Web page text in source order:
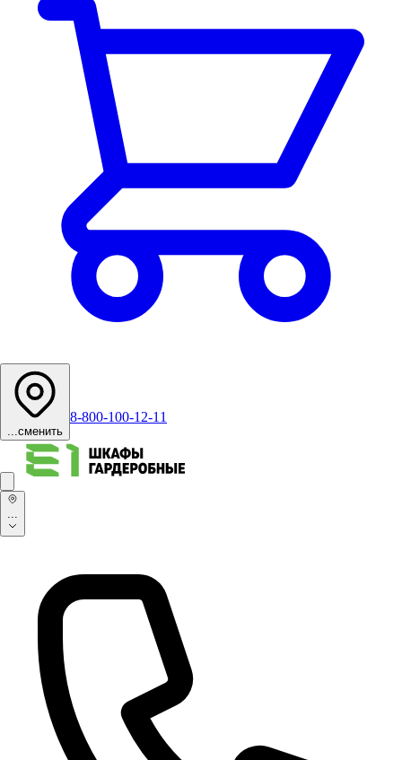
...сменить
8-800-100-12-11
...